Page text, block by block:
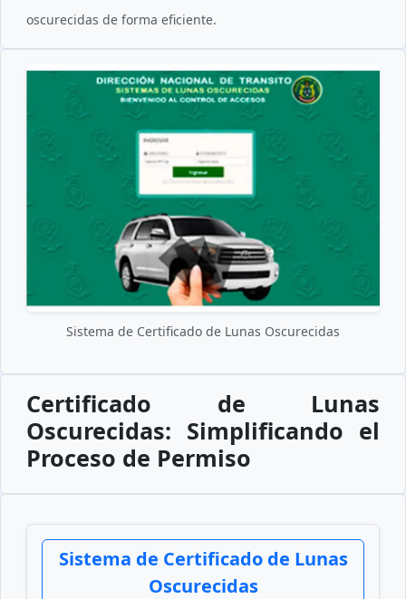
oscurecidas de forma eficiente.
Sistema de Certificado de Lunas Oscurecidas
Certificado de Lunas
Oscurecidas: Simplificando el
Proceso de Permiso
Sistema de Certificado de Lunas
Oscurecidas